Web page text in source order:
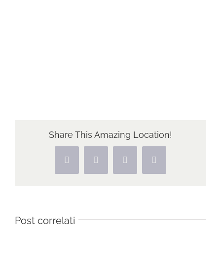
Share This Amazing Location!
Facebook
X PinterestVk
Post correlati